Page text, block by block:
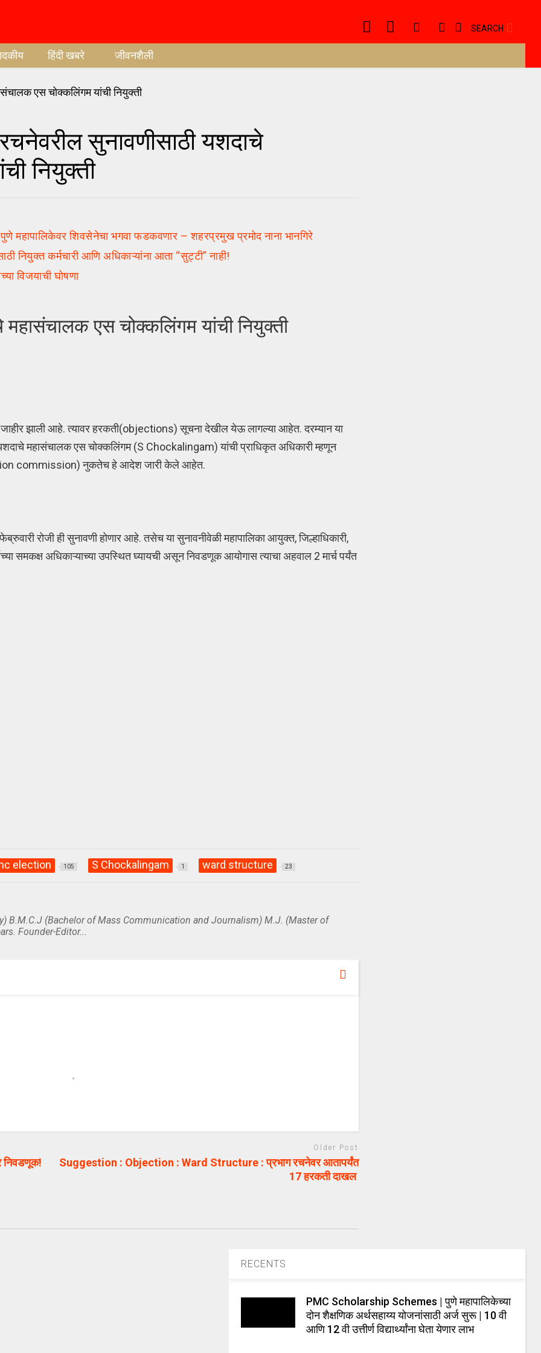
SEARCH
हिंदी खबरे जीवनशैली
सुनावणीसाठी यशदाचे
नियुक्ती
महापालिकेवर शिवसेनेचा भगवा फडकवणार – शहरप्रमुख प्रमोद नाना भानगिरे
कर्मचारी आणि अधिकाऱ्यांना आता “सुट्टी” नाही!
विजयाची घोषणा
महासंचालक एस चोक्कलिंगम यांची नियुक्ती
झाली आहे. त्यावर हरकती(objections) सूचना देखील येऊ लागल्या आहेत. दरम्यान या
महासंचालक एस चोक्कलिंगम (S Chockalingam) यांची प्राधिकृत अधिकारी म्हणून
commission) नुकतेच हे आदेश जारी केले आहेत.
रोजी ही सुनावणी होणार आहे. तसेच या सुनावनीवेळी महापालिका आयुक्‍त, जिल्हाधिकारी,
समकक्ष अधिकाऱ्याच्या उपस्थित घ्यायची असून निवडणूक आयोगास त्याचा अहवाल 2 मार्च पर्यंत
election 105 S Chockalingam 1 ward structure 23
B.M.C.J (Bachelor of Mass Communication and Journalism) M.J. (Master of
Founder-Editor...
निवडणूक!
Older Post
Suggestion : Objection : Ward Structure : प्रभाग रचनेवर आतापर्यंत
17 हरकती दाखल
RECENTS
PMC Scholarship Schemes | पुणे महापालिकेच्या
दोन शैक्षणिक अर्थसहाय्य योजनांसाठी अर्ज सुरू | 10 वी
आणि 12 वी उत्तीर्ण विद्यार्थ्यांना घेता येणार लाभ